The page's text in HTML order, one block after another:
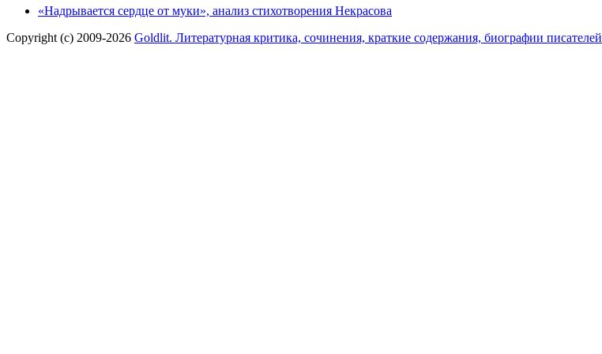
«Надрывается сердце от муки», анализ стихотворения Некрасова
Copyright (c) 2009-2026 Goldlit. Литературная критика, сочинения, краткие содержания, биографии писателей